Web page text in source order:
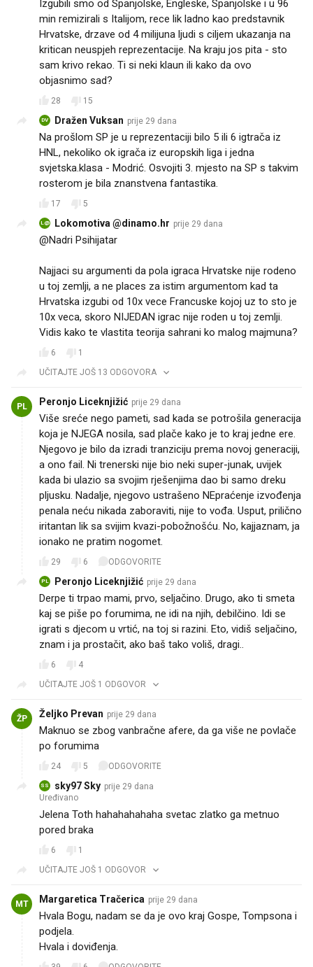
Izgubili smo od Spanjolske, Engleske, Spanjolske i u 96
min remizirali s Italijom, rece lik ladno kao predstavnik
Hrvatske, drzave od 4 milijuna ljudi s ciljem ukazanja na
kritican neuspjeh reprezentacije. Na kraju jos pita - sto
sam krivo rekao. Ti si neki klaun ili kako da ovo
objasnimo sad?
28 15
DV Dražen Vuksan prije 29 dana
Na prošlom SP je u reprezentaciji bilo 5 ili 6 igtrača iz
HNL, nekoliko ok igrača iz europskih liga i jedna
svjetska.klasa - Modrić. Osvojiti 3. mjesto na SP s takvim
rosterom je bila znanstvena fantastika.
17 5
L@ Lokomotiva @dinamo.hr prije 29 dana
@Nadri Psihijatar
Najjaci su argumenti da pola igraca Hrvatske nije rodeno
u toj zemlji, a ne places za istim argumentom kad ta
Hrvatska izgubi od 10x vece Francuske kojoj uz to sto je
10x veca, skoro NIJEDAN igrac nije roden u toj zemlji.
Vidis kako te vlastita teorija sahrani ko malog majmuna?
6
1
UČITAJTE JOŠ 13 ODGOVORA
PL Peronjo Liceknjižić prije 29 dana
Više sreće nego pameti, sad kada se potrošila generacija
koja je NJEGA nosila, sad plače kako je to kraj jedne ere.
Njegovo je bilo da izradi tranziciju prema novoj generaciji,
a ono fail. Ni trenerski nije bio neki super-junak, uvijek
kada bi ulazio sa svojim rješenjima dao bi samo dreku
pljusku. Nadalje, njegovo ustrašeno NEpraćenje izvođenja
penala neću nikada zaboraviti, nije to vođa. Usput, prilično
iritantan lik sa svijim kvazi-pobožnošću. No, kajjaznam, ja
ionako ne pratim nogomet.
29 6 ODGOVORITE
PL Peronjo Liceknjižić prije 29 dana
Derpe ti trpao mami, prvo, seljačino. Drugo, ako ti smeta
kaj se piše po forumima, ne idi na njih, debilčino. Idi se
igrati s djecom u vrtić, na toj si razini. Eto, vidiš seljačino,
znam i ja prostačit, ako baš tako voliš, dragi..
6
4
UČITAJTE JOŠ 1 ODGOVOR
ŽP Željko Prevan prije 29 dana
Maknuo se zbog vanbračne afere, da ga više ne povlače
po forumima
24 5 ODGOVORITE
SS sky97 Sky prije 29 dana
Uređivano
Jelena Toth hahahahahaha svetac zlatko ga metnuo
pored braka
6
1
UČITAJTE JOŠ 1 ODGOVOR
MT Margaretica Tračerica prije 29 dana
Hvala Bogu, nadam se da je ovo kraj Gospe, Tompsona i
podjela.
Hvala i doviđenja.